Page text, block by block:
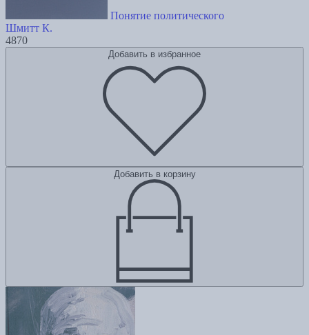
Понятие политического
Шмитт К.
4870
Добавить в избранное
Добавить в корзину